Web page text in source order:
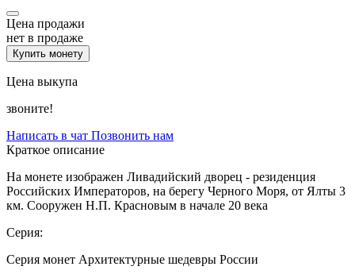
Цена продажи
нет в продаже
Купить монету
Цена выкупа
звоните!
Написать в чат Позвонить нам
Краткое описание
На монете изображен Ливадийский дворец - резиденция
Российских Императоров, на берегу Черного Моря, от Ялты 3
км. Сооружен Н.П. Красновым в начале 20 века
Серия:
Серия монет Архитектурные шедевры России